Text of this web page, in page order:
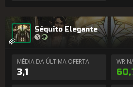
Séquito Elegante
MÉDIA DA ÚLTIMA OFERTA
3,1
WR